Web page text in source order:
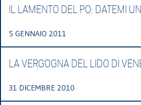
IL LAMENTO DEL PO: DATEMI
5 GENNAIO 2011
LA VERGOGNA DEL LIDO DI
31 DICEMBRE 2010